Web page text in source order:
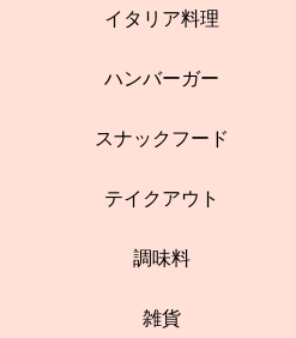
イタリア料理
ハンバーガー
スナックフード
テイクアウト
調味料
雑貨